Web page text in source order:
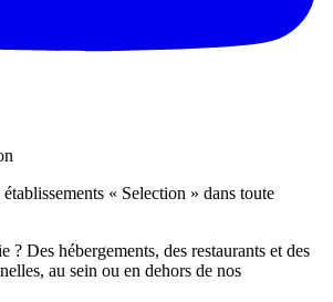
« Selection » dans toute
? Des hébergements, des restaurants et des
au sein ou en dehors de nos